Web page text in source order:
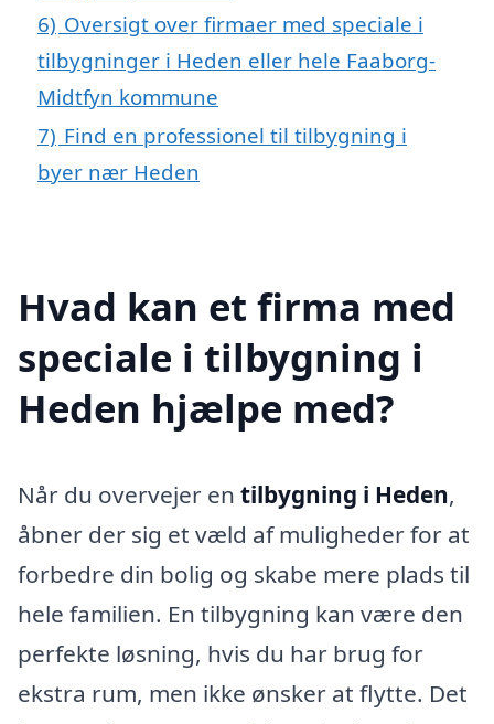
6) Oversigt over firmaer med speciale i
tilbygninger i Heden eller hele Faaborg-
Midtfyn kommune
7) Find en professionel til tilbygning i
byer nær Heden
Hvad kan et firma med
speciale i tilbygning i
Heden hjælpe med?
Når du overvejer en tilbygning i Heden,
åbner der sig et væld af muligheder for at
forbedre din bolig og skabe mere plads til
hele familien. En tilbygning kan være den
perfekte løsning, hvis du har brug for
ekstra rum, men ikke ønsker at flytte. Det